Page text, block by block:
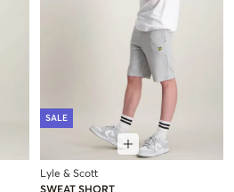
SALE
Lyle & Scott